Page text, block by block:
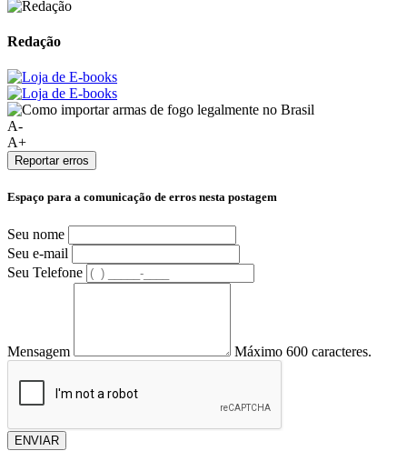
Redação
A-
A+
Reportar erros
Espaço para a comunicação de erros nesta postagem
Seu nome
Seu e-mail
Seu Telefone
Mensagem Máximo 600 caracteres.
ENVIAR